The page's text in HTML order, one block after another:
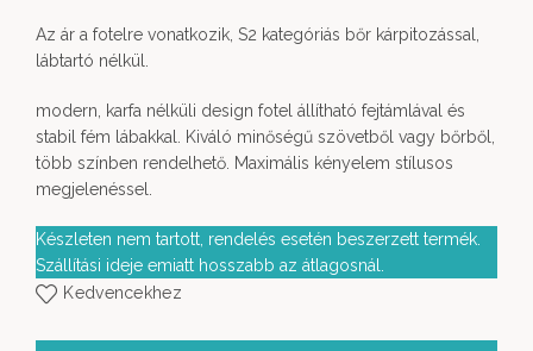
Az ár a fotelre vonatkozik, S2 kategóriás bőr kárpitozással,
lábtartó nélkül.
modern, karfa nélküli design fotel állítható fejtámlával és
stabil fém lábakkal. Kiváló minőségű szövetből vagy bőrből,
több színben rendelhető. Maximális kényelem stílusos
megjelenéssel.
Készleten nem tartott, rendelés esetén beszerzett termék.
Szállítási ideje emiatt hosszabb az átlagosnál.
Kedvencekhez